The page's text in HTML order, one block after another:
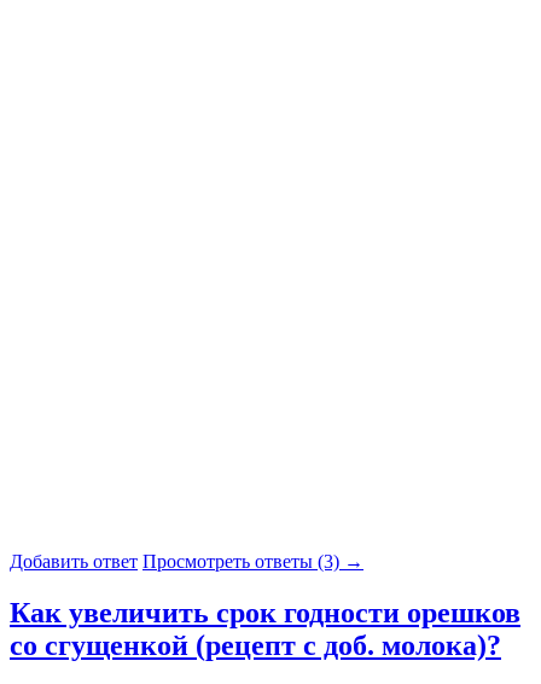
Добавить ответ Просмотреть ответы (3) →
Как увеличить срок годности орешков
со сгущенкой (рецепт с доб. молока)?